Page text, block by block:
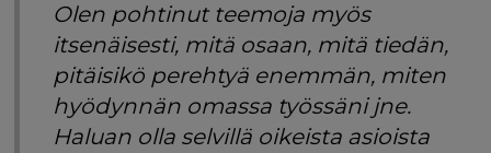
Olen pohtinut teemoja myös
itsenäisesti, mitä osaan, mitä tiedän,
pitäisikö perehtyä enemmän, miten
hyödynnän omassa työssäni jne.
Haluan olla selvillä oikeista asioista